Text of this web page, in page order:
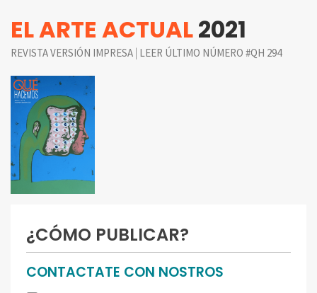
EL ARTE ACTUAL2021
REVISTA VERSIÓN IMPRESA | LEER ÚLTIMO NÚMERO #QH 294
¿CÓMO PUBLICAR?
CONTACTATE CON NOSTROS